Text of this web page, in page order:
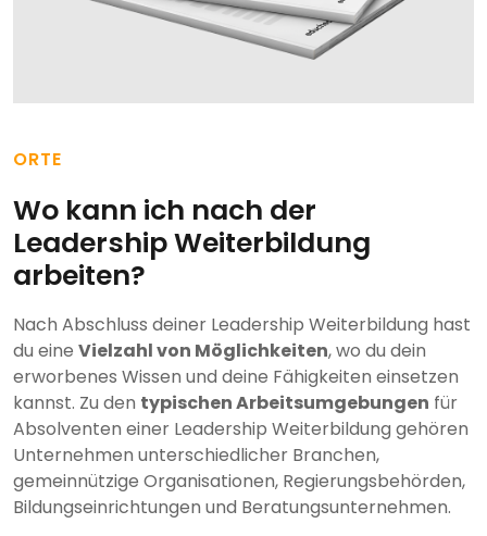
ORTE
Wo kann ich nach der
Leadership Weiterbildung
arbeiten?
Nach Abschluss deiner Leadership Weiterbildung hast
du eine Vielzahl von Möglichkeiten, wo du dein
erworbenes Wissen und deine Fähigkeiten einsetzen
kannst. Zu den typischen Arbeitsumgebungen für
Absolventen einer Leadership Weiterbildung gehören
Unternehmen unterschiedlicher Branchen,
gemeinnützige Organisationen, Regierungsbehörden,
Bildungseinrichtungen und Beratungsunternehmen.